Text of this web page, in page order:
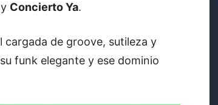
y Concierto Ya.
cargada de groove, sutileza y
funk elegante y ese dominio